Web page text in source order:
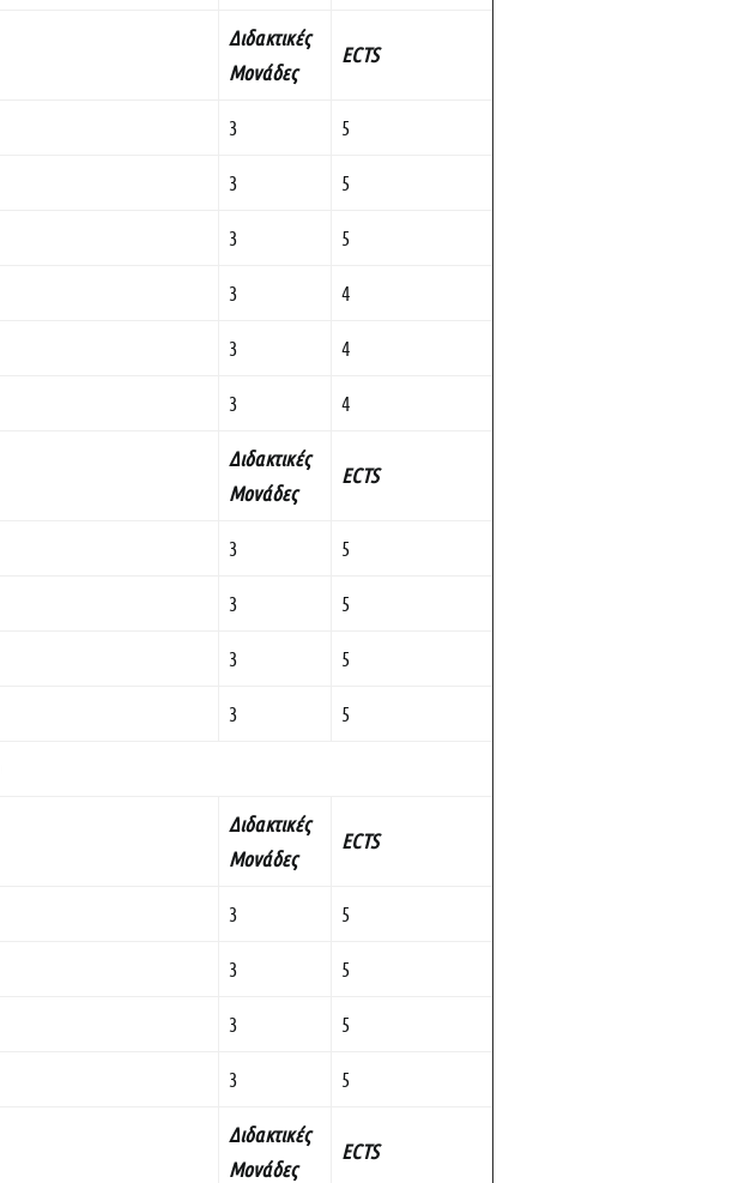
Διδακτικές
Μονάδες
ECTS
3 5
3 5
3 5
3 4
3 4
3 4
Διδακτικές
Μονάδες
ECTS
3 5
3 5
3 5
3 5
Διδακτικές
Μονάδες
ECTS
3 5
3 5
3 5
3 5
Διδακτικές
Μονάδες
ECTS